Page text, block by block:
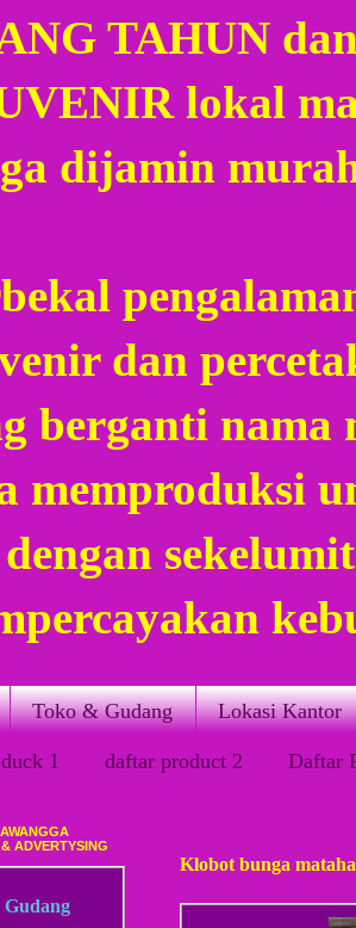
TAHUN
lokal
dijamin
dan
berganti nama
memproduksi
Toko & Gudang Lokasi Kantor
1 daftar product 2 Daftar
Klobot bunga
ADVERTYSING